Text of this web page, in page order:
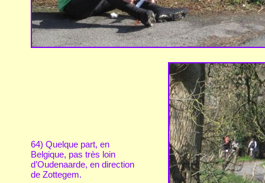
64) Quelque part, en
Belgique, pas très loin
d’Oudenaarde, en direction
de Zottegem.